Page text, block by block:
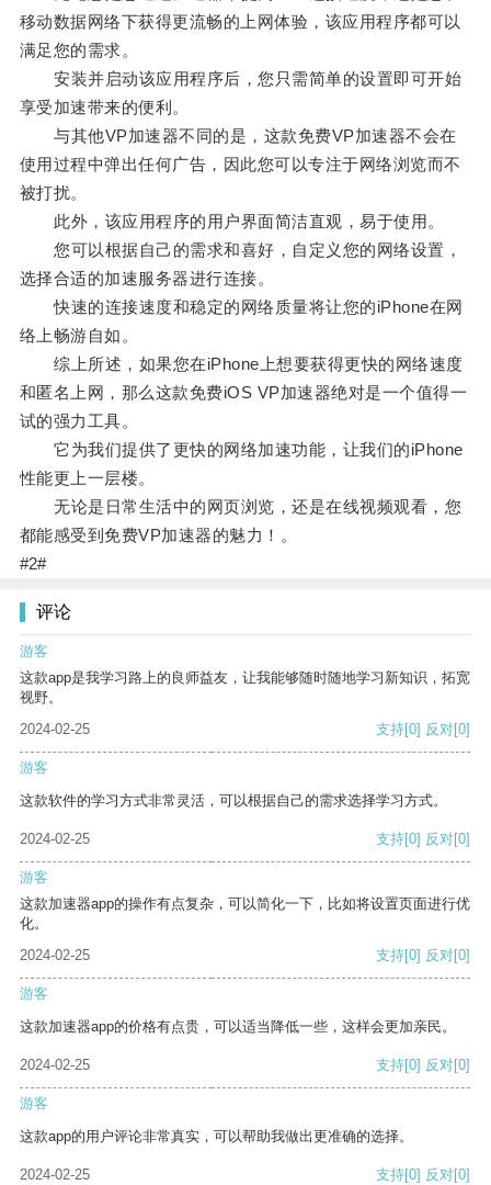
移动数据网络下获得更流畅的上网体验，该应用程序都可以
满足您的需求。
安装并启动该应用程序后，您只需简单的设置即可开始
享受加速带来的便利。
与其他VP加速器不同的是，这款免费VP加速器不会在
使用过程中弹出任何广告，因此您可以专注于网络浏览而不
被打扰。
此外，该应用程序的用户界面简洁直观，易于使用。
您可以根据自己的需求和喜好，自定义您的网络设置，
选择合适的加速服务器进行连接。
快速的连接速度和稳定的网络质量将让您的iPhone在网
络上畅游自如。
综上所述，如果您在iPhone上想要获得更快的网络速度
和匿名上网，那么这款免费iOS VP加速器绝对是一个值得一
试的强力工具。
它为我们提供了更快的网络加速功能，让我们的iPhone
性能更上一层楼。
无论是日常生活中的网页浏览，还是在线视频观看，您
都能感受到免费VP加速器的魅力！。
#2#
评论
游客
这款app是我学习路上的良师益友，让我能够随时随地学习新知识，拓宽
视野。
2024-02-25
支持[0] 反对[0]
游客
这款软件的学习方式非常灵活，可以根据自己的需求选择学习方式。
2024-02-25 支持[0] 反对[0]
游客
这款加速器app的操作有点复杂，可以简化一下，比如将设置页面进行优
化。
2024-02-25
支持[0] 反对[0]
游客
这款加速器app的价格有点贵，可以适当降低一些，这样会更加亲民。
2024-02-25 支持[0] 反对[0]
游客
这款app的用户评论非常真实，可以帮助我做出更准确的选择。
2024-02-25 支持[0] 反对[0]